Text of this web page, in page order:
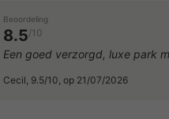
Beoordeling
8.5/10
Een goed verzorgd, luxe park
Cecil, 9.5/10, op 21/07/2026